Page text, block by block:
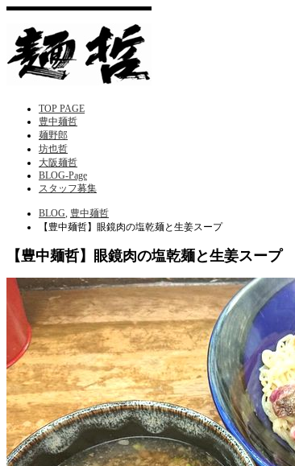
TOP PAGE
豊中麺哲
麺野郎
坊也哲
大阪麺哲
BLOG-Page
スタッフ募集
BLOG, 豊中麺哲
【豊中麺哲】眼鏡肉の塩乾麺と生姜スープ
【豊中麺哲】眼鏡肉の塩乾麺と生姜スープ